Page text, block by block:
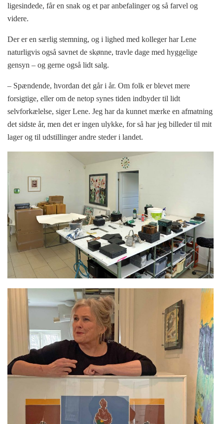
ligesindede, får en snak og et par anbefalinger og så farvel og
videre.
Der er en særlig stemning, og i lighed med kolleger har Lene
naturligvis også savnet de skønne, travle dage med hyggelige
gensyn – og gerne også lidt salg.
– Spændende, hvordan det går i år. Om folk er blevet mere
forsigtige, eller om de netop synes tiden indbyder til lidt
selvforkælelse, siger Lene. Jeg har da kunnet mærke en afmatning
det sidste år, men det er ingen ulykke, for så har jeg billeder til mit
lager og til udstillinger andre steder i landet.